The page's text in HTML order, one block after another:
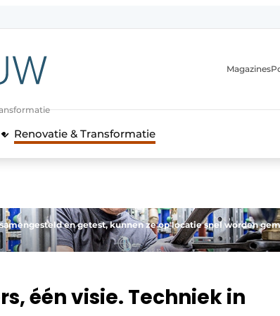
Magazines
Renovatie & Transformatie
en getest, kunnen ze op locatie snel worden
één visie. Techniek in